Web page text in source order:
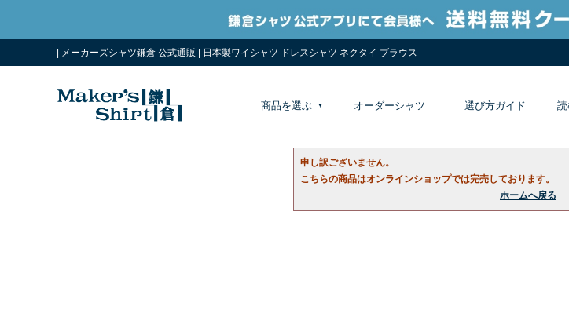
| メーカーズシャツ鎌倉 公式通販 | 日本製ワイシャツ ドレスシャツ ネクタイ ブラウス
商品を選ぶ オーダーシャツ 選び方ガイド
申し訳ございません。
こちらの商品はオンラインショップでは完売しております。
ホームへ戻る